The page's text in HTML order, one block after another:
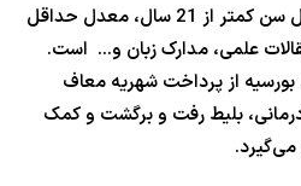
شرایط دریافت این بورسیه شامل سن کمتر از 21 سال، معدل حداقل
علمی، مدارک زبان و… است.
از پرداخت شهریه معاف
بلیط رفت و برگشت و کمک
می‌گیرد.